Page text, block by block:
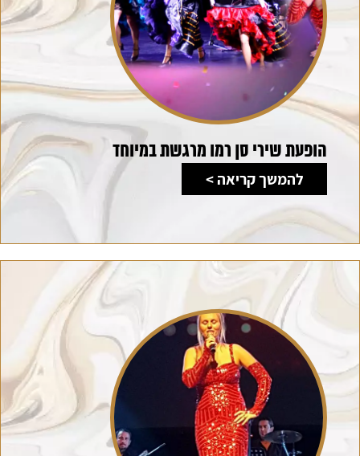
הופעת שירי סן רמו מרגשת במיוחד
להמשך קריאה >